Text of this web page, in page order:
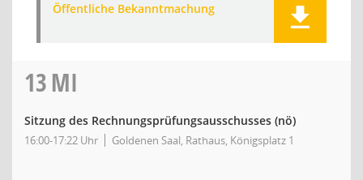
Öffentliche Bekanntmachung
13MI
Sitzung des Rechnungsprüfungsausschusses (nö)
16:00-17:22 Uhr Goldenen Saal, Rathaus, Königsplatz 1